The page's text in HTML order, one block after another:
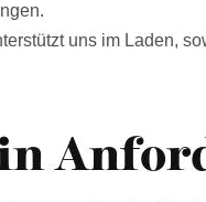
uns im Laden,